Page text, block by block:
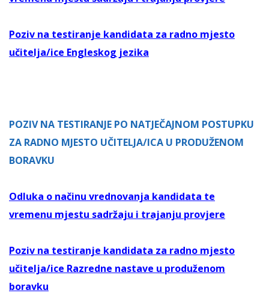
Poziv na testiranje kandidata za radno mjesto
učitelja/ice Engleskog jezika
POZIV NA TESTIRANJE PO NATJEČAJNOM POSTUPKU
ZA RADNO MJESTO UČITELJA/ICA U PRODUŽENOM
BORAVKU
Odluka o načinu vrednovanja kandidata te
vremenu mjestu sadržaju i trajanju provjere
Poziv na testiranje kandidata za radno mjesto
učitelja/ice Razredne nastave u produženom
boravku